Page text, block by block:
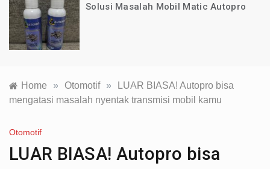
Solusi Masalah Mobil Matic Autopro
Home » Otomotif »
LUAR BIASA! Autopro bisa
mengatasi masalah nyentak transmisi mobil kamu
Otomotif
LUAR BIASA! Autopro bisa